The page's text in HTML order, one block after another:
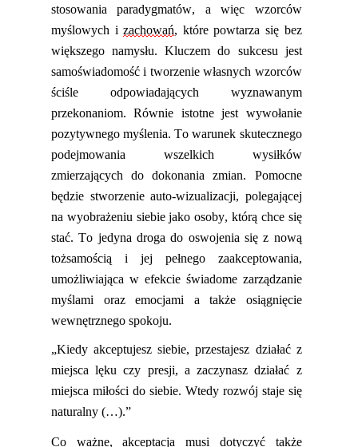
stosowania paradygmatów, a więc wzorców
myślowych izachowań, które powtarza się bez
większego namysłu. Kluczem do sukcesu jest
samoświadomość i tworzenie własnych wzorców
ściśle odpowiadających wyznawanym
przekonaniom.Równie istotne jest wywołanie
pozytywnego myślenia.To warunek skutecznego
podejmowania wszelkich wysiłków
zmierzających do dokonania zmian. Pomocne
będzie stworzenie auto-wizualizacji, polegającej
na wyobrażeniu siebie jako osoby, którą chce się
stać. To jedyna droga do oswojenia się z nową
tożsamością i jej pełnego zaakceptowania,
umożliwiająca w efekcie świadome zarządzanie
myślami oraz emocjami a także osiągnięcie
wewnętrznego spokoju.
„Kiedy akceptujesz siebie, przestajesz działać z
miejsca lęku czy presji, a zaczynasz działać z
miejsca miłości do siebie. Wtedy rozwój staje się
naturalny (…).”
Co ważne, akceptacja musi dotyczyć także